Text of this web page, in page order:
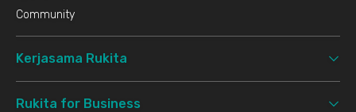
Community
Kerjasama Rukita
Rukita for Business